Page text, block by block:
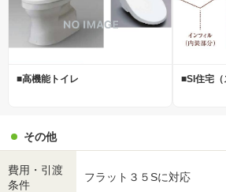
■高機能トイレ ■SI住宅（
その他
費用・引渡
条件
フラット３５Sに対応